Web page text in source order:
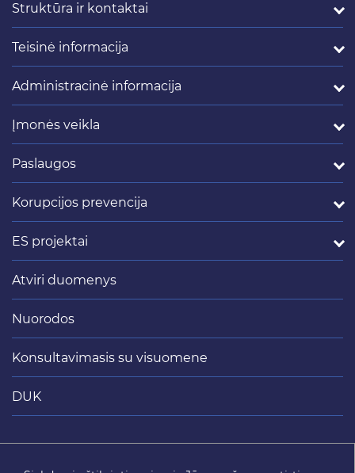
Struktūra ir kontaktai
Teisinė informacija
Administracinė informacija
Įmonės veikla
Paslaugos
Korupcijos prevencija
ES projektai
Atviri duomenys
Nuorodos
Konsultavimasis su visuomene
DUK